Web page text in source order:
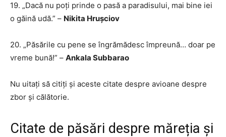
19. „Dacă nu poți prinde o pasă a paradisului, mai bine iei
o găină udă.” – Nikita Hrușciov
20. „Păsările cu pene se îngrămădesc împreună… doar pe
vreme bună!” – Ankala Subbarao
Nu uitați să citiți și aceste citate despre avioane despre
zbor și călătorie.
Citate de păsări despre măreția și